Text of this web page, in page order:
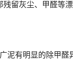
残留灰尘、甲醛等
泥有明显的除甲醛